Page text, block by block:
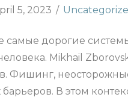
5, 2023
дорогие системы
Mikhail
Фишинг,
В этом